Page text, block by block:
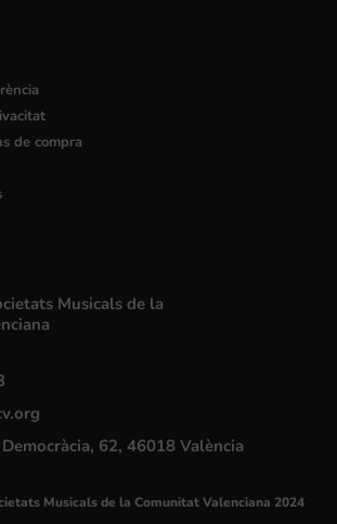
de compra
Musicals de la
62, 46018 València
Musicals de la Comunitat Valenciana 2024